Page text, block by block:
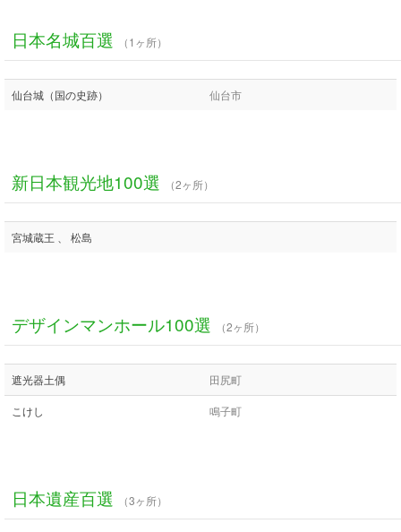
日本名城百選 （1ヶ所）
仙台城（国の史跡） 仙台市
新日本観光地100選 （2ヶ所）
宮城蔵王 、 松島
デザインマンホール100選 （2ヶ所）
遮光器土偶 田尻町
こけし 鳴子町
日本遺産百選 （3ヶ所）